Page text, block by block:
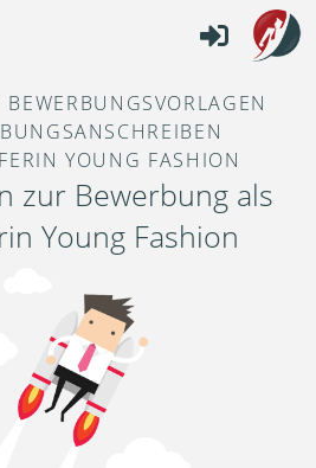
BEWERBUNGSVORLAGEN
YOUNG FASHION
zur Bewerbung als
Young Fashion